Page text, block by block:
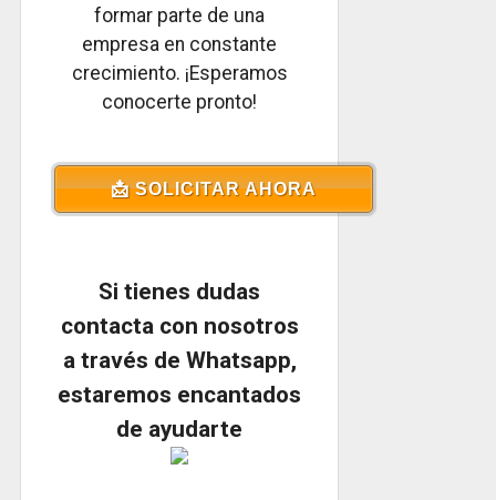
formar parte de una
empresa en constante
crecimiento. ¡Esperamos
conocerte pronto!
📩 SOLICITAR AHORA
Si tienes dudas
contacta con nosotros
a través de Whatsapp,
estaremos encantados
de ayudarte